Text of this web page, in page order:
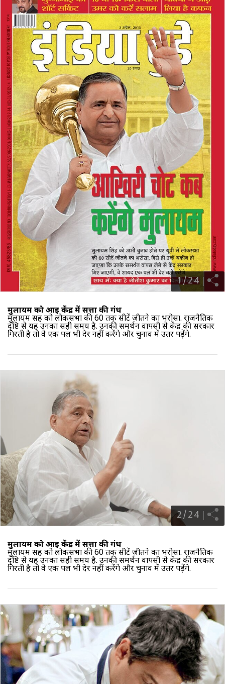
1/24
मुलायम को आई केंद्र में सत्ता की गंध
मुलायम सिंह को लोकसभा की 60 तक सीटें जीतने का भरोसा. राजनैतिक
दृष्टि से यह उनका सही समय है. उनकी समर्थन वापसी से केंद्र की सरकार
गिरती है तो वे एक पल भी देर नहीं करेंगे और चुनाव में उतर पड़ेंगे.
2/24
मुलायम को आई केंद्र में सत्ता की गंध
मुलायम सिंह को लोकसभा की 60 तक सीटें जीतने का भरोसा. राजनैतिक
दृष्टि से यह उनका सही समय है. उनकी समर्थन वापसी से केंद्र की सरकार
गिरती है तो वे एक पल भी देर नहीं करेंगे और चुनाव में उतर पड़ेंगे.